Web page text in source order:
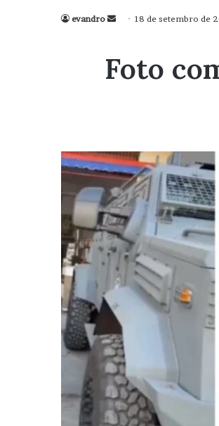
evandro
Mande
mail
18 de setembro de
Foto